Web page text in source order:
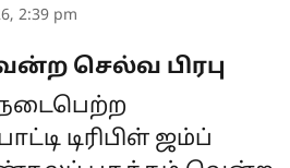
2:39 pm
செல்வ பிரபு
டிரிபிள் ஜம்ப்